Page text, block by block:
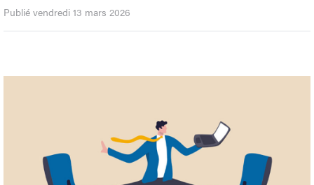
Publié vendredi 13 mars 2026